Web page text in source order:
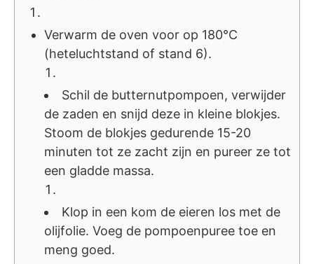
Verwarm de oven voor op 180°C
(heteluchtstand of stand 6).
Schil de butternutpompoen, verwijder
de zaden en snijd deze in kleine blokjes.
Stoom de blokjes gedurende 15-20
minuten tot ze zacht zijn en pureer ze tot
een gladde massa.
Klop in een kom de eieren los met de
olijfolie. Voeg de pompoenpuree toe en
meng goed.